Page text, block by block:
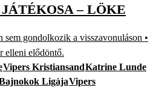
– LÖKE
sem gondolkozik a visszavonuláson •
elleni elődöntő.
Vipers KristiansandKatrine Lunde
LigájaVipers